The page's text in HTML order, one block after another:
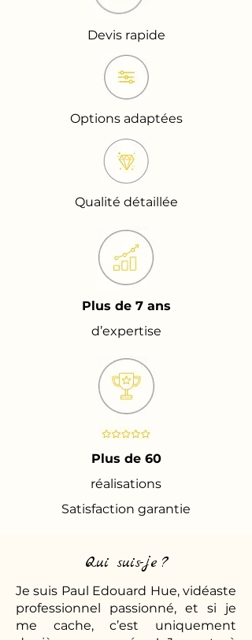
Devis rapide
Options adaptées
Qualité détaillée
Plus de 7 ans
d’expertise
Plus de 60
réalisations
Satisfaction garantie
Qui suis-je ?
Je suis Paul Edouard Hue, vidéaste
professionnel passionné, et si je
me cache, c’est uniquement